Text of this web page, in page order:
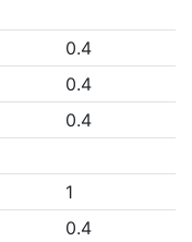
0.4
0.4
0.4
1
0.4